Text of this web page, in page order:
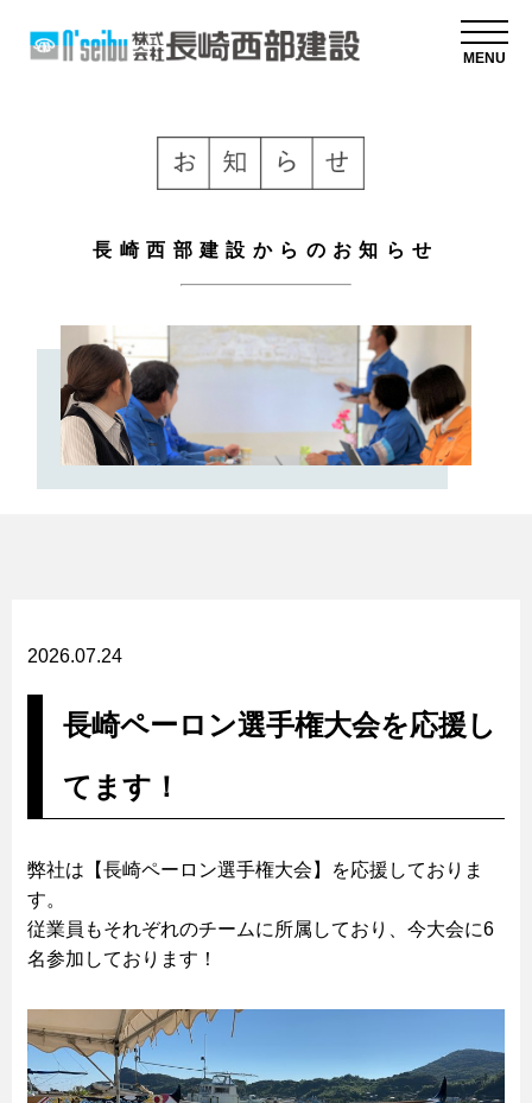
MENU
長崎西部建設からのお知らせ
2026.07.24
長崎ペーロン選手権大会を応援し
てます！
弊社は【長崎ペーロン選手権大会】を応援しておりま
す。
従業員もそれぞれのチームに所属しており、今大会に6
名参加しております！